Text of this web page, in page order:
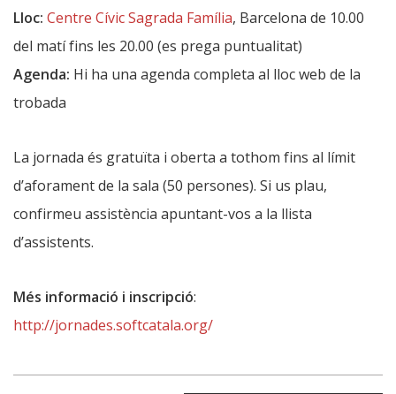
Lloc: Centre Cívic Sagrada Família, Barcelona de 10.00
del matí fins les 20.00 (es prega puntualitat)
Agenda: Hi ha una agenda completa al lloc web de la
trobada
La jornada és gratuïta i oberta a tothom fins al límit
d’aforament de la sala (50 persones). Si us plau,
confirmeu assistència apuntant-vos a la llista
d’assistents.
Més informació i inscripció:
http://jornades.softcatala.org/